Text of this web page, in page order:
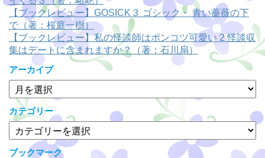
【ブックレビュー】GOSICK３ ゴシック・ 青い薔薇の下
で（著：桜庭一樹）
【ブックレビュー】私の怪談師はポンコツ可愛い 2 怪談収
集はデートに含まれますか？（著：石川扇）
アーカイブ
ア
ー
カ
イ
ブ
カテゴリー
テ
ゴ
ブックマーク